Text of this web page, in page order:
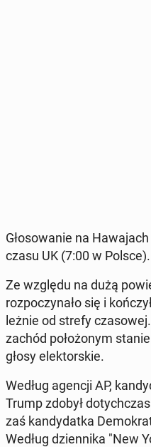
Gło­so­wa­nie na
czasu UK (7:00 w Polsce).
Ze względu na dużą
roz­po­czy­na­ło się i
leż­nie od strefy
zachód po­ło­żo­nym
głosy elek­tor­skie.
Według agencji AP,
Trump zdobył
zaś kan­dy­dat­ka
Według dzien­ni­ka "New